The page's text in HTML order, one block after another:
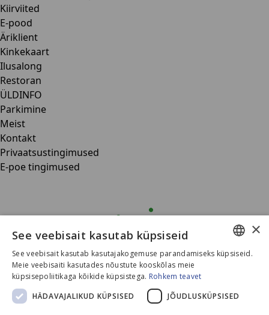
Kiirviited
E-pood
Äriklient
Kinkekaart
Ilusalong
Restoran
ÜLDINFO
Parkimine
Meist
Kontakt
Privaatsustingimused
E-poe tingimused
×
See veebisait kasutab küpsiseid
See veebisait kasutab kasutajakogemuse parandamiseks küpsiseid.
Meie veebisaiti kasutades nõustute kooskõlas meie
küpsisepoliitikaga kõikide küpsistega. Rohkem teavet
HÄDAVAJALIKUD KÜPSISED
JÕUDLUSKÜPSISED